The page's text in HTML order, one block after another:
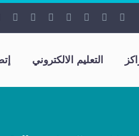
التعليم الالكتروني